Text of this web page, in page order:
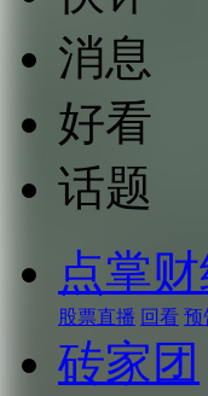
消息
好看
话题
点掌
股票直播 回看 预
砖家团